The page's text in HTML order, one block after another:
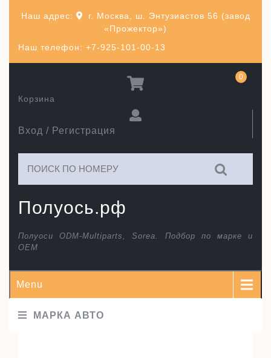
Наш телефон: +7-925-101-00-13
Наш адрес:
г. Москва, ш. Энтузиастов 56 (завод
«Прожектор»)
Полуось.рф
Полуоси ODM-Multiparts, Sorea. Подбор по марке и
ОЕМ
Вход / Регистрация
Корзина
0
Menu
МАРКА АВТО